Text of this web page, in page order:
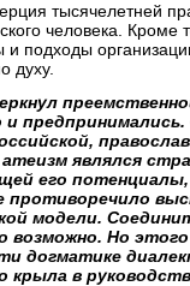
тысячелетней
человека.
подходы
духу.
и
являлся
его потенциалы,
противоречило
модели.
возможно. Но
догматике
крыла в